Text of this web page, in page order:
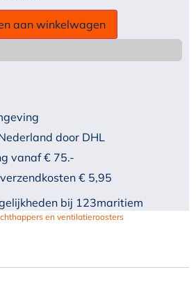
aan winkelwagen
door DHL
vanaf € 75.-
€ 5,95
en ventilatieroosters